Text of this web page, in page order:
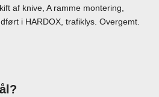
af knive, A ramme montering,
i HARDOX, trafiklys. Overgemt.